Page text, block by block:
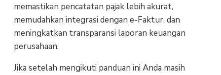
memastikan pencatatan pajak lebih akurat,
memudahkan integrasi dengan e-Faktur, dan
meningkatkan transparansi laporan keuangan
perusahaan.
Jika setelah mengikuti panduan ini Anda masih